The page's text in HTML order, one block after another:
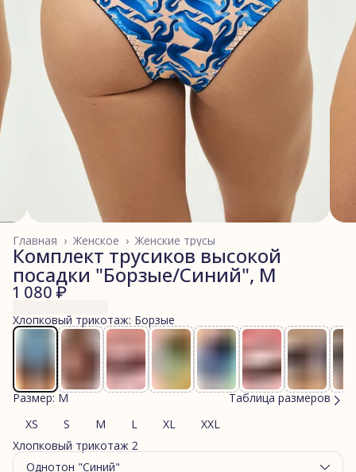
Женские трусы
Женское ›
Главная ›
Комплект трусиков высокой
посадки "Борзые/Синий", M
1 080 ₽
Хлопковый трикотаж: Борзые
Размер: M
Таблица размеров
XS
S M L XL
XXL
Хлопковый трикотаж 2
Однотон "Синий"